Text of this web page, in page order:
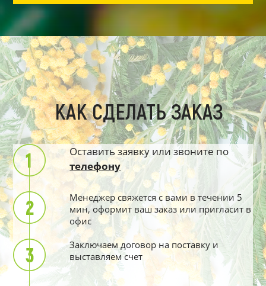
КАК СДЕЛАТЬ ЗАКАЗ
Оставить заявку или звоните по
телефону
Менеджер свяжется с вами в течении 5
мин, оформит ваш заказ или пригласит в
офис
Заключаем договор на поставку и
выставляем счет